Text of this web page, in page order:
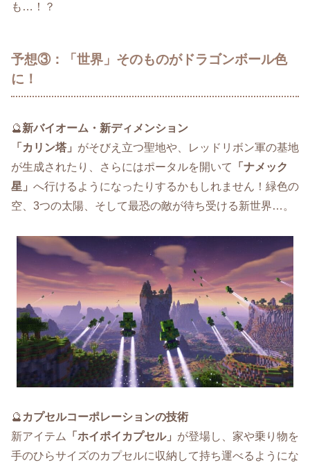
も…！？
予想③：「世界」そのものがドラゴンボール色
に！
🔮新バイオーム・新ディメンション
「カリン塔」 がそびえ立つ聖地や、レッドリボン軍の基地
が生成されたり、さらにはポータルを開いて
「ナメック
星」 へ行けるようになったりするかもしれません！緑色の
空、3つの太陽、そして最恐の敵が待ち受ける新世界…。
🔮 カプセルコーポレーションの技術
新アイテム
「ホイポイカプセル」 が登場し、家や乗り物を
手のひらサイズのカプセルに収納して持ち運べるようにな